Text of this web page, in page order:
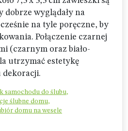
dobrze wyglądały na
na tyle poręczne, by
Połączenie czarnej
(czarnym oraz biało-
utrzymać estetykę
dekoracji.
samochodu do ślubu,
ślubne domu,
domu na wesele